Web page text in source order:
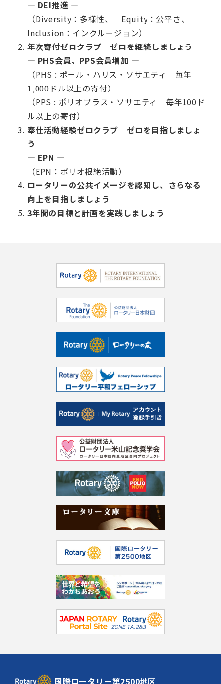
― DEI推進 ―
（Diversity：多様性、 Equity：公平さ、
Inclusion：インクルージョン）
年次寄付ゼロクラブ ゼロを継続しましょう
― PHS会員、PPS会員増加 ―
（PHS : ポール・ハリス・ソサエティ 毎年
1,000ドル以上の寄付）
（PPS : ポリオプラス・ソサエティ 毎年100ド
ル以上の寄付）
奉仕活動経験ゼロクラブ ゼロを目指しましょ
う
― EPN ―
（EPN：ポリオ根絶活動）
ロータリーの公共イメージを認知し、さらなる
向上を目指しましょう
3年間の目標と計画を実践しましょう
国際ロータリー第2500地区